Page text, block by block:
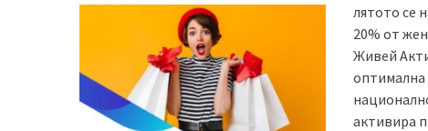
лятото се
20% от
Живей
оптимална
активира